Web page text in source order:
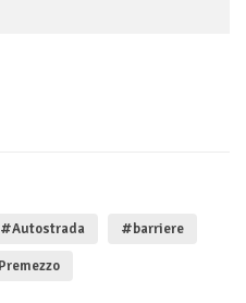
#Autostrada #barriere